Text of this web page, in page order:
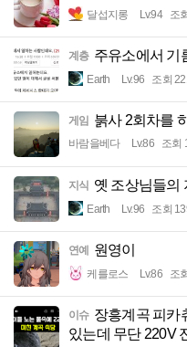
달섭지롱 Lv.94 조
계층 주유소에서 기
Earth Lv.96 조회
게임 붉사 2회차를
바람을베다 Lv.86 조회
지식 옛 조상님들의
Earth Lv.96 조회
연예 원영이
케를로스 Lv.86 조
이슈 장흥계곡 피카
있는데 무단 220V